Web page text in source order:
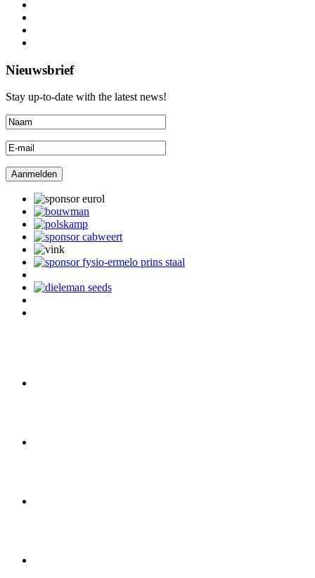
Nieuwsbrief
Stay up-to-date with the latest news!